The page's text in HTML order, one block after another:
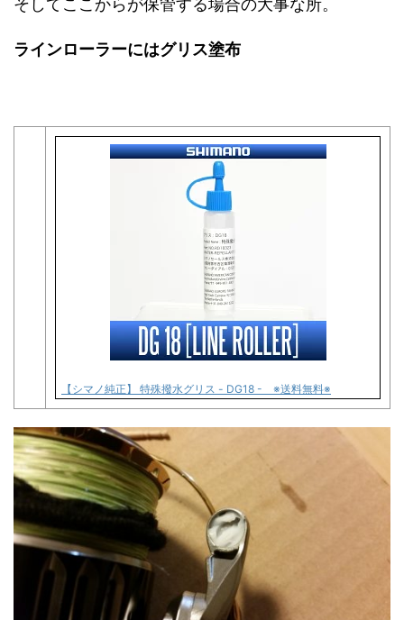
そしてここからが保管する場合の大事な所。
ラインローラーにはグリス塗布
【シマノ純正】 特殊撥水グリス - DG18 - ※送料無料※